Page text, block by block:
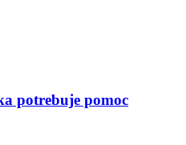
potrebuje pomoc